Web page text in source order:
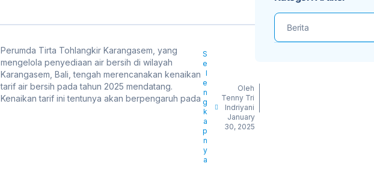
Perumda Tirta Tohlangkir Karangasem, yang
mengelola penyediaan air bersih di wilayah
Karangasem, Bali, tengah merencanakan kenaikan
tarif air bersih pada tahun 2025 mendatang.
Kenaikan tarif ini tentunya akan berpengaruh pada
S
e
l
e
n
g
k
a
p
n
y
a
Oleh
Tenny Tri
Indriyani
January
30, 2025